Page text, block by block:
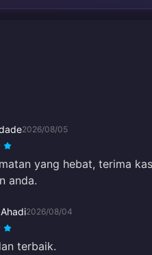
2026/08/05
yang hebat, terima
anda.
2026/08/04
terbaik.